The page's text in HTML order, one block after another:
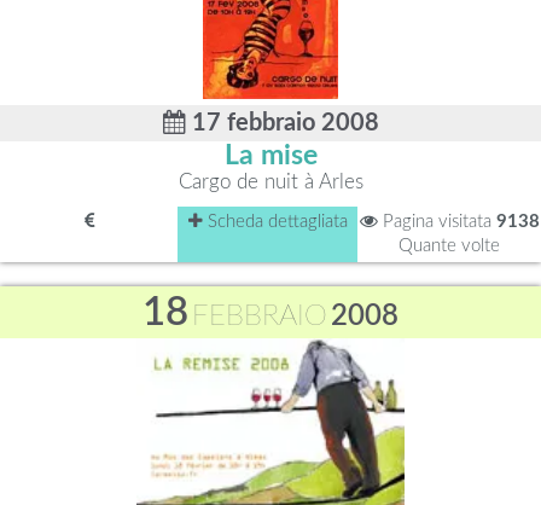
17 febbraio 2008
La mise
Cargo de nuit à Arles
Scheda dettagliata Pagina visitata 9138
Quante volte
18 FEBBRAIO 2008